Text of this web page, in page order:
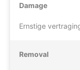
Damage
Ernstige
Removal